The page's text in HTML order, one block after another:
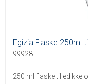
Egizia Flaske 250ml
99928
250 ml flaske til edikke